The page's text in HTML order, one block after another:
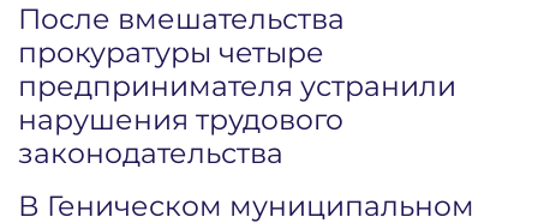
После вмешательства
прокуратуры четыре
предпринимателя устранили
нарушения трудового
законодательства
В Геническом муниципальном